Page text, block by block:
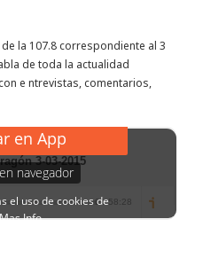
la 107.8 correspondiente al 3
de toda la actualidad
e ntrevistas, comentarios,